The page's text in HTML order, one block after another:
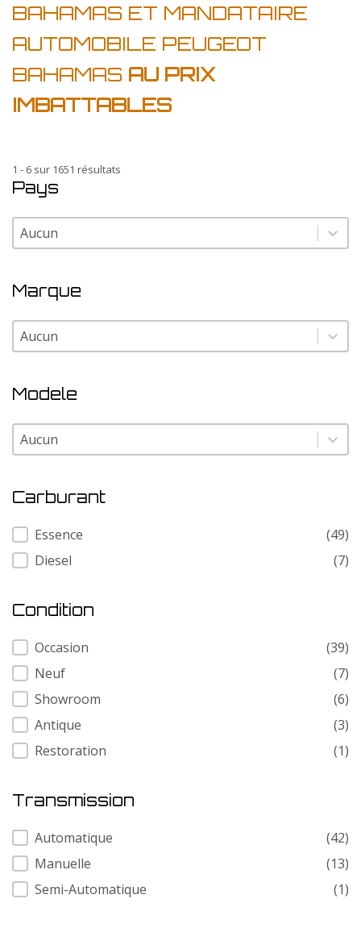
BAHAMAS ET MANDATAIRE
AUTOMOBILE PEUGEOT
BAHAMAS AU PRIX
IMBATTABLES
1 - 6 sur 1651 résultats
Pays
Pays
Pays
Marque
Marque
Marque
Modele
Modele
Modele
Carburant
Carburant
Essence
(49)
Diesel
(7)
Condition
Condition
Occasion
(39)
Neuf
(7)
Showroom
(6)
Antique
(3)
Restoration
(1)
Transmission
Transmission
Automatique
(42)
Manuelle
(13)
Semi-Automatique
(1)